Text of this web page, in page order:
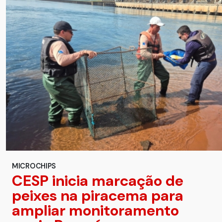
MICROCHIPS
CESP inicia marcação de
peixes na piracema para
ampliar monitoramento